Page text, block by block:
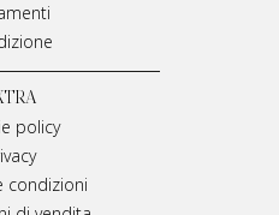
policy
condizioni